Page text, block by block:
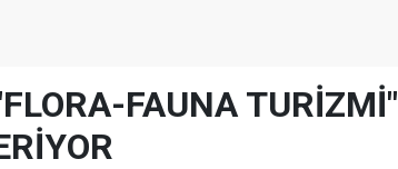
FAUNA TURİZMİ"